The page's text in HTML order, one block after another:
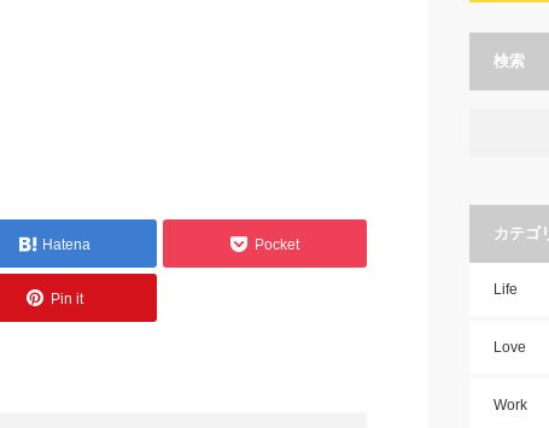
Hatena Pocket
Pin it
検索
カテゴ
Life
Love
Work